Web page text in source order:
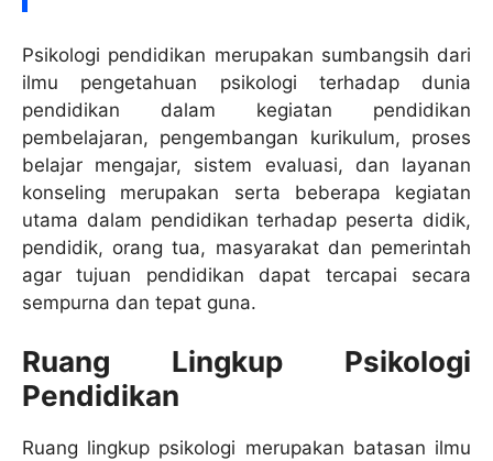
Psikologi pendidikan merupakan sumbangsih dari
ilmu pengetahuan psikologi terhadap dunia
pendidikan dalam kegiatan pendidikan
pembelajaran, pengembangan kurikulum, proses
belajar mengajar, sistem evaluasi, dan layanan
konseling merupakan serta beberapa kegiatan
utama dalam pendidikan terhadap peserta didik,
pendidik, orang tua, masyarakat dan pemerintah
agar tujuan pendidikan dapat tercapai secara
sempurna dan tepat guna.
Ruang Lingkup Psikologi
Pendidikan
Ruang lingkup psikologi merupakan batasan ilmu